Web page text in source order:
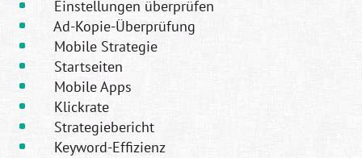
Einstellungen überprüfen
Ad-Kopie-Überprüfung
Mobile Strategie
Startseiten
Mobile Apps
Klickrate
Strategiebericht
Keyword-Effizienz